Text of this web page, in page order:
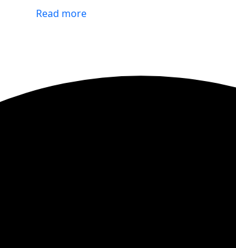
Read more